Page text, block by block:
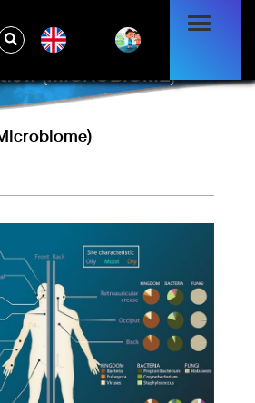
ชีพ (MICROBIOME)